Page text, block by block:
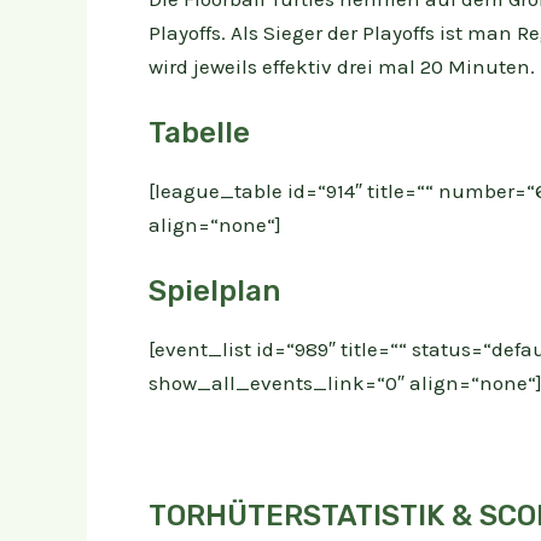
Playoffs. Als Sieger der Playoffs ist man
wird jeweils effektiv drei mal 20 Minuten.
Tabelle
[league_table id=“914″ title=““
align=“none“]
Spielplan
[event_list id=“989″ title=““
show_all_events_link=“0″ align=“none“]
TORHÜTERSTATISTIK &